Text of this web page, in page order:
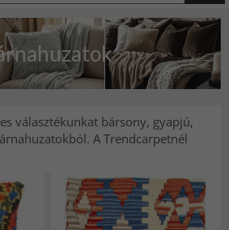
HOZZÁADVA
választékunkat bársony, gyapjú,
A Trendcarpetnél